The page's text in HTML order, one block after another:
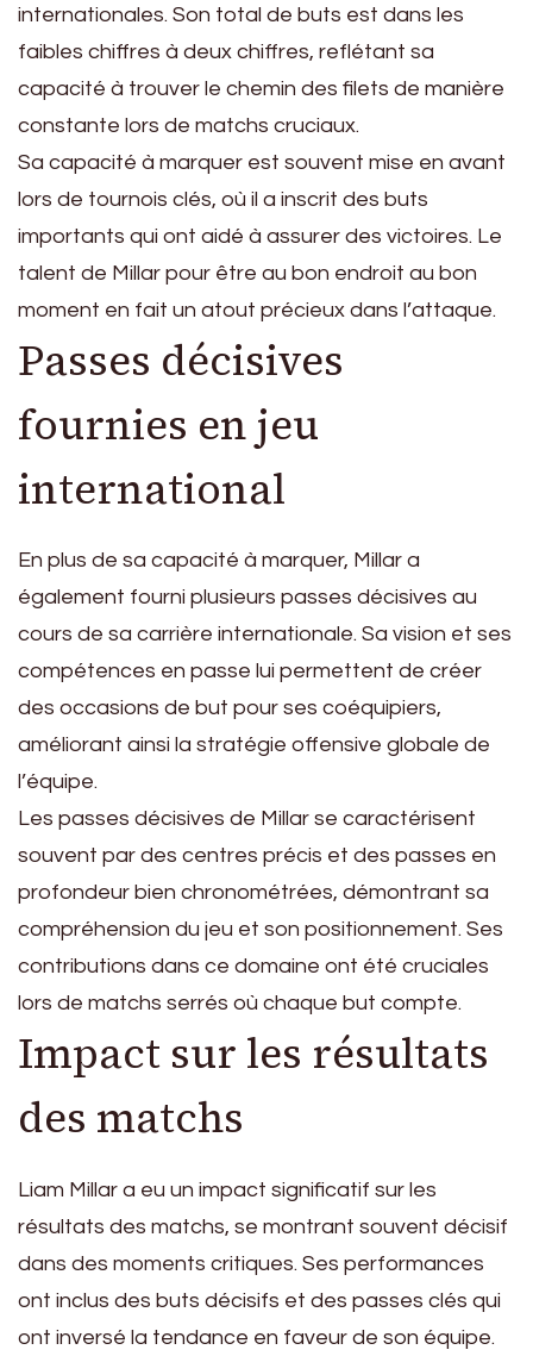
internationales. Son total de buts est dans les
faibles chiffres à deux chiffres, reflétant sa
capacité à trouver le chemin des filets de manière
constante lors de matchs cruciaux.
Sa capacité à marquer est souvent mise en avant
lors de tournois clés, où il a inscrit des buts
importants qui ont aidé à assurer des victoires. Le
talent de Millar pour être au bon endroit au bon
moment en fait un atout précieux dans l’attaque.
Passes décisives
fournies en jeu
international
En plus de sa capacité à marquer, Millar a
également fourni plusieurs passes décisives au
cours de sa carrière internationale. Sa vision et ses
compétences en passe lui permettent de créer
des occasions de but pour ses coéquipiers,
améliorant ainsi la stratégie offensive globale de
l’équipe.
Les passes décisives de Millar se caractérisent
souvent par des centres précis et des passes en
profondeur bien chronométrées, démontrant sa
compréhension du jeu et son positionnement. Ses
contributions dans ce domaine ont été cruciales
lors de matchs serrés où chaque but compte.
Impact sur les résultats
des matchs
Liam Millar a eu un impact significatif sur les
résultats des matchs, se montrant souvent décisif
dans des moments critiques. Ses performances
ont inclus des buts décisifs et des passes clés qui
ont inversé la tendance en faveur de son équipe.